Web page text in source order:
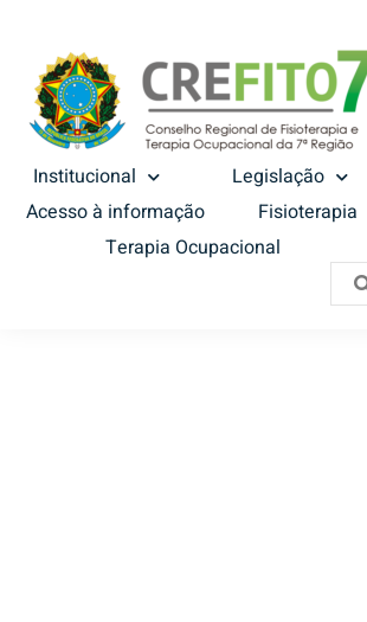
Institucional
Legislação
Acesso à informação
Fisioterapia
Terapia Ocupacional